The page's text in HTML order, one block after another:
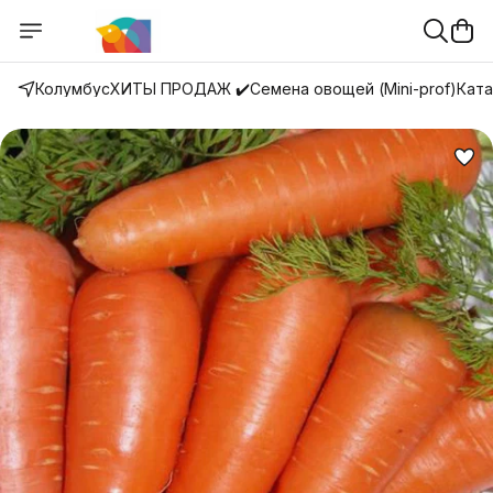
КолумбусХИТЫ ПРОДАЖ ✔️Семена овощей (Mini-prof)